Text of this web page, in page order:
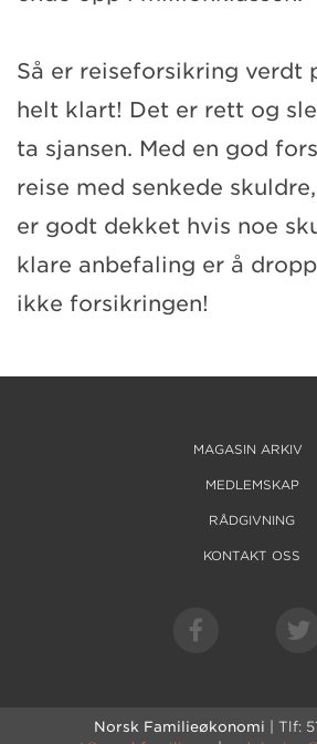
Så er reiseforsikring verdt
helt klart! Det er rett og
ta sjansen. Med en god
reise med senkede
er godt dekket hvis noe
klare anbefaling er å
ikke forsikringen!
MAGASIN ARKIV
MEDLEMSKAP
RÅDGIVNING
KONTAKT OSS
Norsk Familieøkonomi | Tlf: